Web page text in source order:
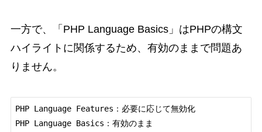
一方で、「PHP Language Basics」はPHPの構文
ハイライトに関係するため、有効のままで問題あ
りません。
PHP Language Features：必要に応じて無効化
PHP Language Basics：有効のまま